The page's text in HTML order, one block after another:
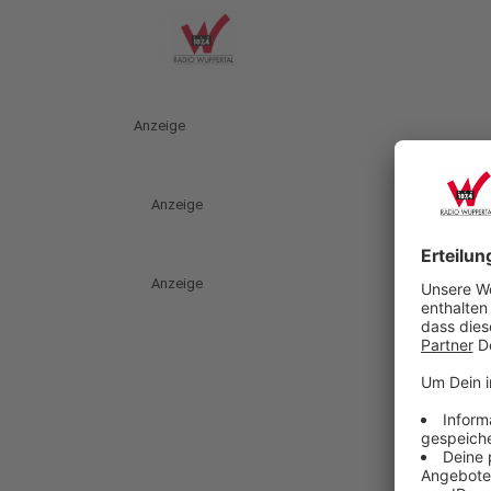
Anzeige
Anzeige
Anzeige